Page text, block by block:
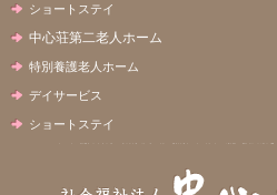
ショートステイ
中心荘第二老人ホーム
特別養護老人ホーム
デイサービス
ショートステイ